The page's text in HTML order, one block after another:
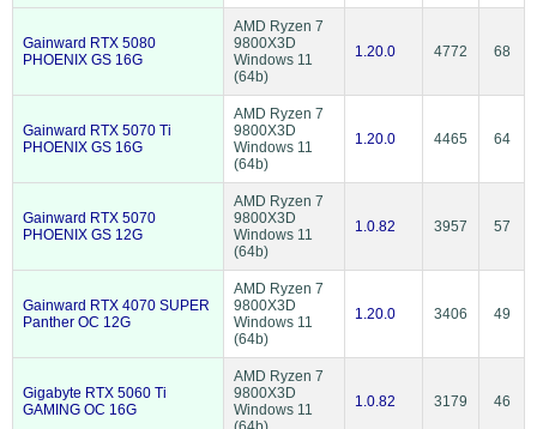
Gainward RTX 5080
PHOENIX GS 16G
AMD Ryzen 7
9800X3D
Windows 11
(64b)
1.20.0 4772 68
Gainward RTX 5070 Ti
PHOENIX GS 16G
AMD Ryzen 7
9800X3D
Windows 11
(64b)
1.20.0 4465 64
Gainward RTX 5070
PHOENIX GS 12G
AMD Ryzen 7
9800X3D
Windows 11
(64b)
1.0.82 3957 57
Gainward RTX 4070 SUPER
Panther OC 12G
AMD Ryzen 7
9800X3D
Windows 11
(64b)
1.20.0 3406 49
Gigabyte RTX 5060 Ti
GAMING OC 16G
AMD Ryzen 7
9800X3D
Windows 11
1.0.82 3179 46